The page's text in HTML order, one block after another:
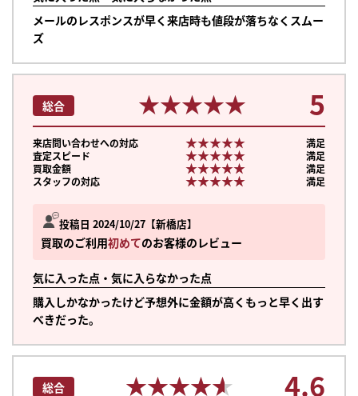
メールのレスポンスが早く来店時も値段が落ちなくスムー
ズ
投稿日 2024/10/27 新橋店
買取のご利用初めてのお客様のレビュー
気に入った点・気に入らなかった点
購入しかなかったけど予想外に金額が高くもっと早く出す
べきだった。
総合 ★★★★★
★★★★★ 5
来店問い合わせへの対応 ★★★★★
★★★★★
満足
査定スピード
★★★★★
★★★★★
満足
買取金額
★★★★★
★★★★★
満足
スタッフの対応
★★★★★
★★★★★ 満足
総合 ★★★★★
★★★★★ 4.6
まずは